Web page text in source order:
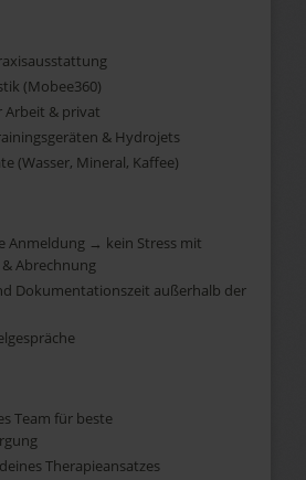
(Mobee360)
Arbeit & privat
& Hydrojets
(Wasser, Mineral, Kaffee)
Anmeldung → kein Stress mit
Abrechnung
Dokumentationszeit außerhalb der
Team für beste
Therapieansatzes